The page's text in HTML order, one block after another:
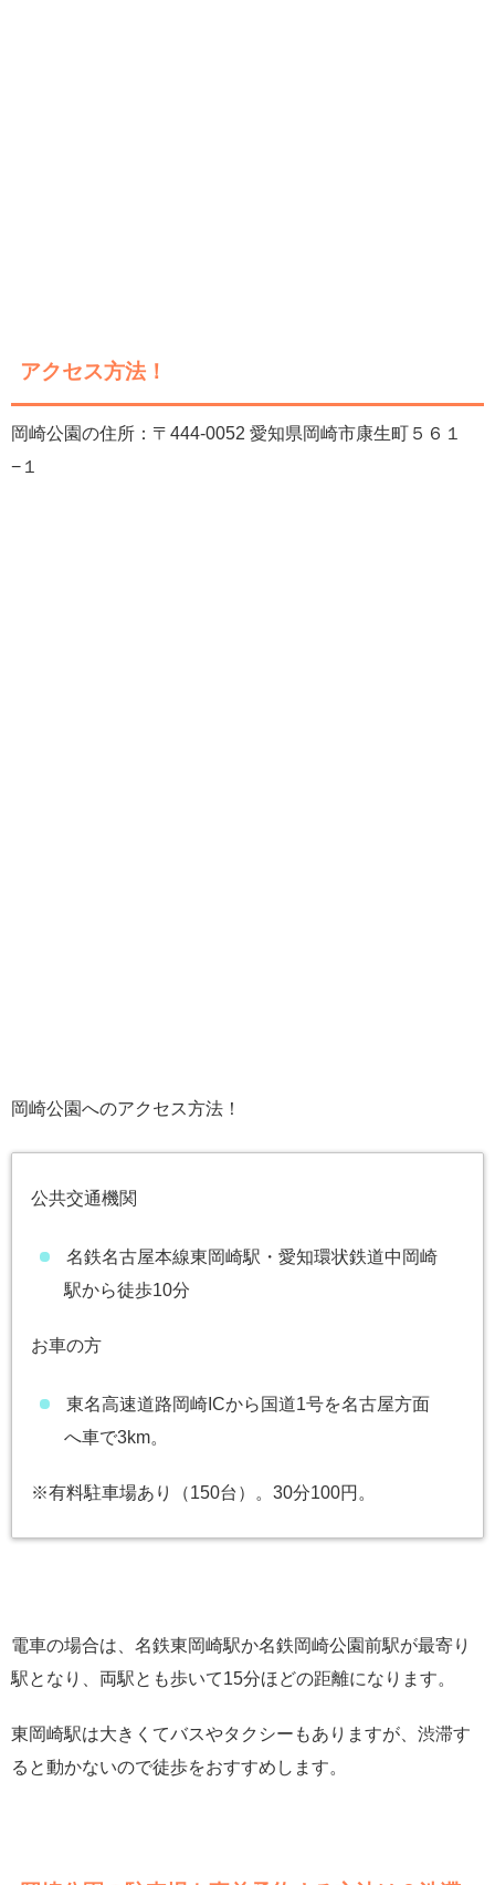
アクセス方法！
岡崎公園の住所：〒444-0052 愛知県岡崎市康生町５６１
−１
岡崎公園へのアクセス方法！
公共交通機関
名鉄名古屋本線東岡崎駅・愛知環状鉄道中岡崎
駅から徒歩10分
お車の方
東名高速道路岡崎ICから国道1号を名古屋方面
へ車で3km。
※有料駐車場あり（150台）。30分100円。
電車の場合は、名鉄東岡崎駅か名鉄岡崎公園前駅が最寄り
駅となり、両駅とも歩いて15分ほどの距離になります。
東岡崎駅は大きくてバスやタクシーもありますが、渋滞す
ると動かないので徒歩をおすすめします。